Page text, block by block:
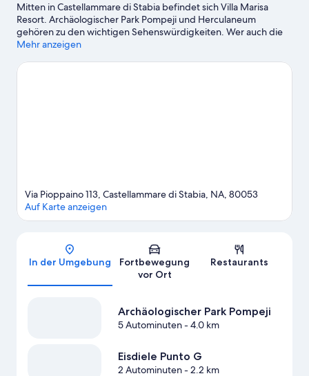
Mitten in Castellammare di Stabia befindet sich Villa Marisa
Resort. Archäologischer Park Pompeji und Herculaneum
gehören zu den wichtigen Sehenswürdigkeiten. Wer auch die
Natur der Region bewundern möchte, sollte Folgendes
Amalfi. Ebenfalls einen Besuch wert sind diese beiden
Mehr anzeigen
Karte
Via Pioppaino 113, Castellammare di Stabia, NA, 80053
Auf Karte anzeigen
In der Umgebung
Fortbewegung
vor Ort
Restaurants
Archäologischer Park Pompeji
5 Autominuten- 4.0 km
Eisdiele Punto G
2 Autominuten- 2.2 km